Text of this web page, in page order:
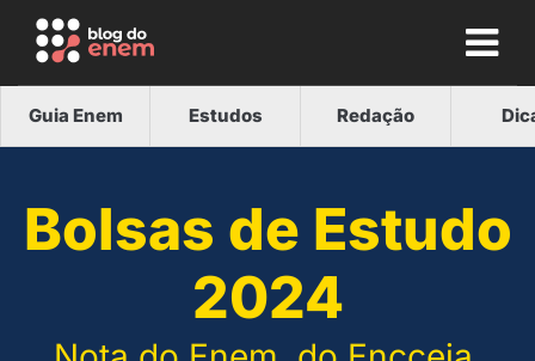
Guia Enem Estudos Redação
Bolsas de Estudo
2024